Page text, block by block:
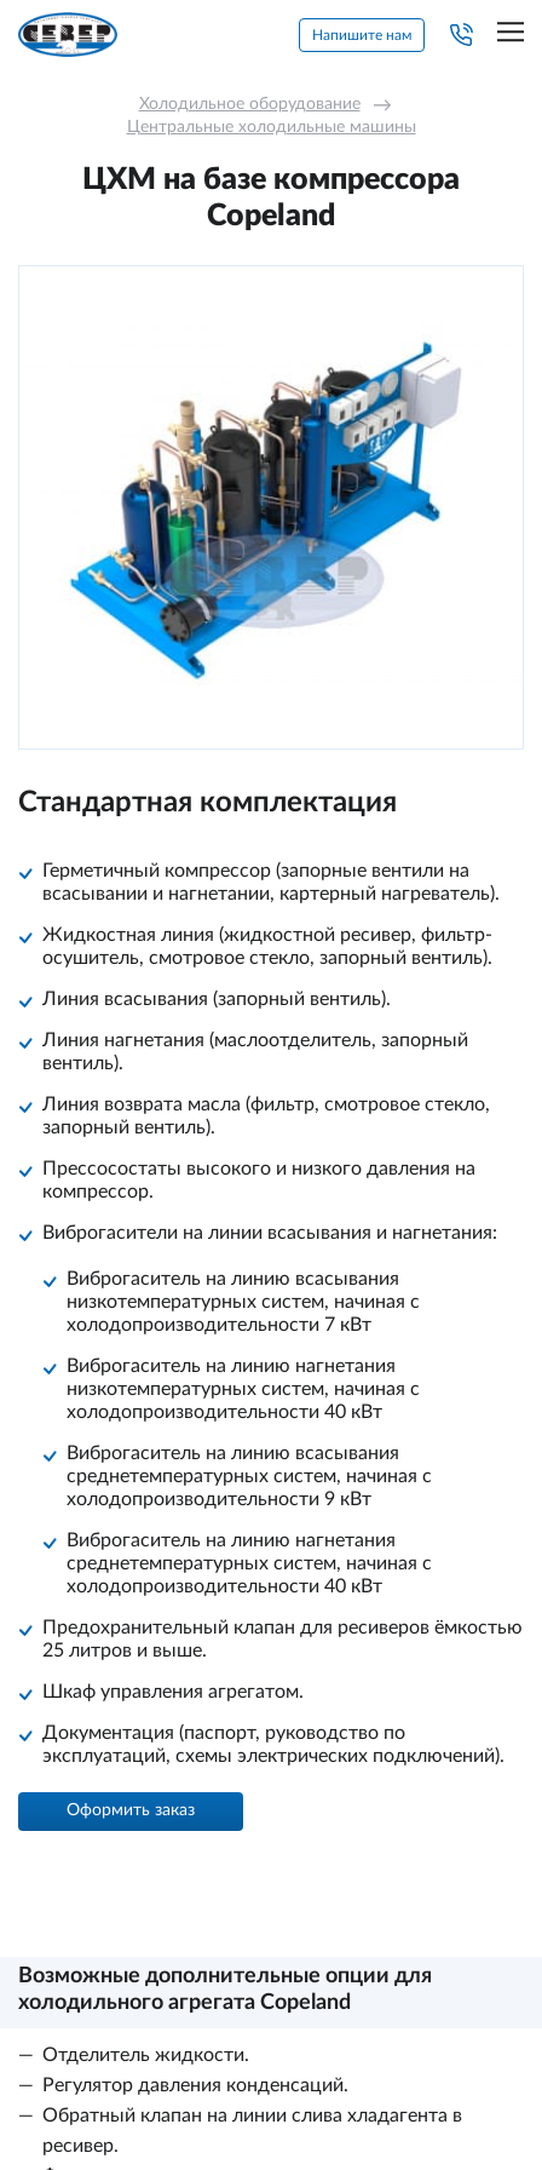
Напишите нам
Холодильное оборудование →
Центральные холодильные машины
ЦХМ на базе компрессора
Copeland
Стандартная комплектация
Герметичный компрессор (запорные вентили на
всасывании и нагнетании, картерный нагреватель).
Жидкостная линия (жидкостной ресивер, фильтр-
осушитель, смотровое стекло, запорный вентиль).
Линия всасывания (запорный вентиль).
Линия нагнетания (маслоотделитель, запорный
вентиль).
Линия возврата масла (фильтр, смотровое стекло,
запорный вентиль).
Пресcосостаты высокого и низкого давления на
компрессор.
Виброгасители на линии всасывания и нагнетания:
Виброгаситель на линию всасывания
низкотемпературных систем, начиная с
холодопроизводительности 7 кВт
Виброгаситель на линию нагнетания
низкотемпературных систем, начиная с
холодопроизводительности 40 кВт
Виброгаситель на линию всасывания
среднетемпературных систем, начиная с
холодопроизводительности 9 кВт
Виброгаситель на линию нагнетания
среднетемпературных систем, начиная с
холодопроизводительности 40 кВт
Предохранительный клапан для ресиверов ёмкостью
25 литров и выше.
Шкаф управления агрегатом.
Документация (паспорт, руководство по
эксплуатаций, схемы электрических подключений).
Оформить заказ
Возможные дополнительные опции для
холодильного агрегата Copeland
Отделитель жидкости.
Регулятор давления конденсаций.
Обратный клапан на линии слива хладагента в
ресивер.